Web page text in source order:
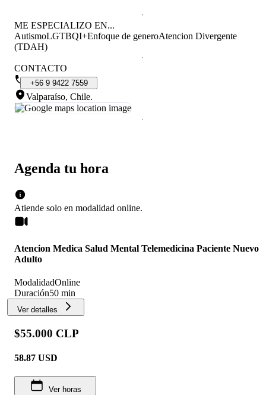
Agenda tu hora
Atiende solo en modalidad online.
Atencion Medica Salud Mental Telemedicina Paciente Nuevo
Adulto
ModalidadOnline
Duración50 min
Ver detalles
$55.000 CLP
58.87 USD
Ver horas
ME ESPECIALIZO EN...
AutismoLGTBQI+Enfoque de generoAtencion Divergente
(TDAH)
CONTACTO
+56 9 9422 7559
Valparaíso, Chile.